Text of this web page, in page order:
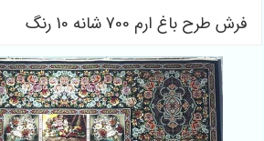
فرش طرح باغ ارم 700 شانه 10 رنگ